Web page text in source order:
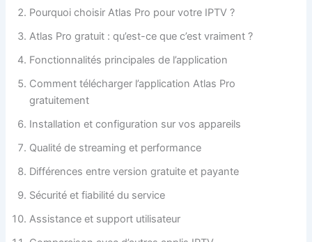
Pourquoi choisir Atlas Pro pour votre IPTV ?
Atlas Pro gratuit : qu’est-ce que c’est vraiment ?
Fonctionnalités principales de l’application
Comment télécharger l’application Atlas Pro
gratuitement
Installation et configuration sur vos appareils
Qualité de streaming et performance
Différences entre version gratuite et payante
Sécurité et fiabilité du service
Assistance et support utilisateur